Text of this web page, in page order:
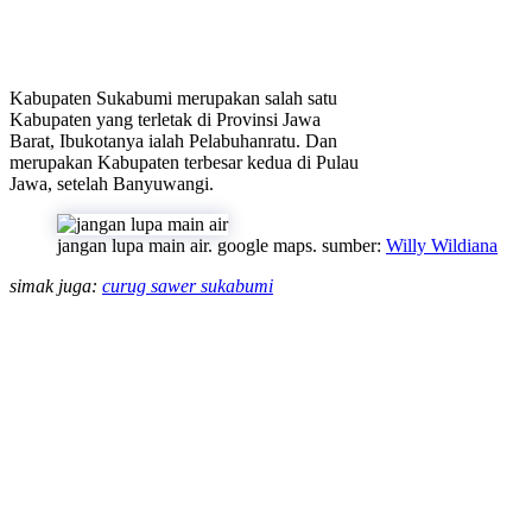
Kabupaten Sukabumi merupakan salah satu
Kabupaten yang terletak di Provinsi Jawa
Barat, Ibukotanya ialah Pelabuhanratu. Dan
merupakan Kabupaten terbesar kedua di Pulau
Jawa, setelah Banyuwangi.
jangan lupa main air. google maps. sumber: Willy Wildiana
simak juga: curug sawer sukabumi